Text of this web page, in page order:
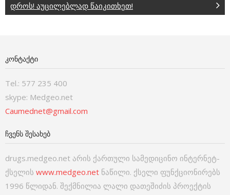
დროს! აუცილებლად წაიკითხეთ!
ᲙᲝᲜᲢᲐᲥᲢᲘ
Tel.: 577 235 400
skype: Medgeo.net
Caumednet@gmail.com
ᲩᲕᲔᲜᲡ ᲨᲔᲡᲐᲮᲔᲑ
drugs.medgeo.net არის ქართული სამედიცინო ინტერნეტ-
ქსელის www.medgeo.net ნაწილი. ქსელი ფუნქციონირებს
1996 წლიდან. შექმნილია ლალი დათეშიძის პროექტის